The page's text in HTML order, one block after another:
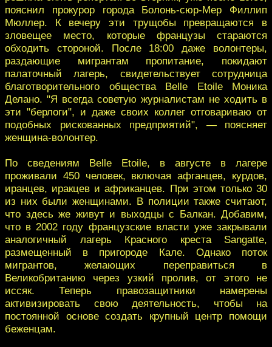
пояснил прокурор города Болонь-сюр-Мер Филлип
Мюллер. К вечеру эти трущобы превращаются в
зловещее место, которые французы стараются
обходить стороной. После 18:00 даже волонтеры,
раздающие мигрантам пропитание, покидают
палаточный лагерь, свидетельствует сотрудница
благотворительного общества Belle Etoile Моника
Делано. "Я всегда советую журналистам не ходить в
эти "берлоги", и даже своих коллег отговариваю от
подобных рискованных предприятий", — поясняет
женщина-волонтер.
По сведениям Belle Etoile, в августе в лагере
проживали 450 человек, включая афганцев, курдов,
иранцев, иракцев и африканцев. При этом только 30
из них были женщинами. В полиции также считают,
что здесь же живут и выходцы с Балкан. Добавим,
что в 2002 году французские власти уже закрывали
аналогичный лагерь Красного креста Sangatte,
размещенный в пригороде Кале. Однако поток
мигрантов, желающих переправиться в
Великобританию через узкий пролив, от этого не
иссяк. Теперь правозащитники намерены
активизировать свою деятельность, чтобы на
постоянной основе создать крупный центр помощи
беженцам.